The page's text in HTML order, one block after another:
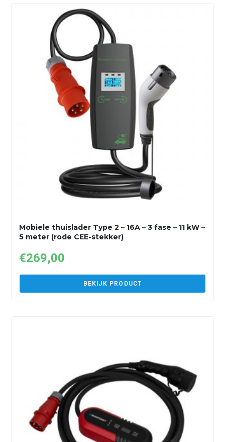
Mobiele thuislader Type 2 – 16A – 3 fase – 11 kW –
5 meter (rode CEE-stekker)
€269,00
BEKIJK PRODUCT